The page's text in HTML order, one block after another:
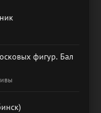
фигур. Бал